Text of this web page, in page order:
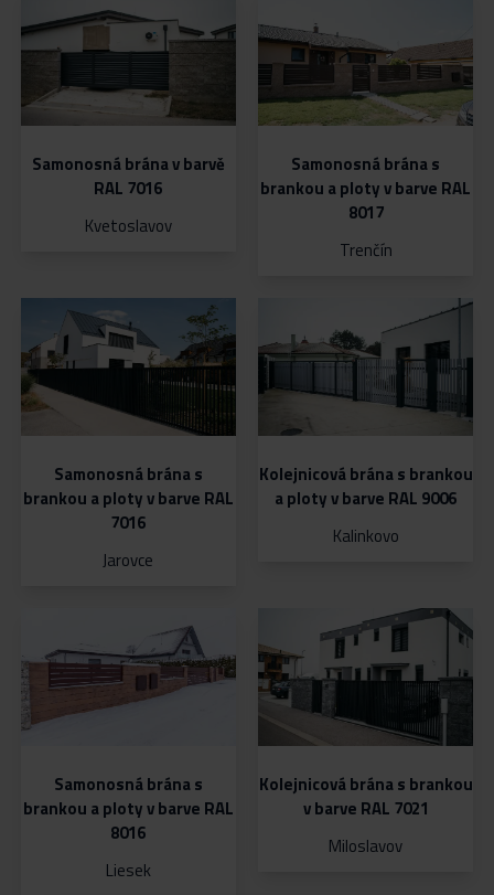
DEVELOPERSKÉ PROJEKTY
Samonosná brána v barvě
RAL 7016
Kvetoslavov
Samonosná brána s
brankou a ploty v barve RAL
8017
Trenčín
Samonosná brána s
brankou a ploty v barve RAL
7016
Jarovce
Kolejnicová brána s brankou
a ploty v barve RAL 9006
Kalinkovo
Samonosná brána s
brankou a ploty v barve RAL
8016
Liesek
Kolejnicová brána s brankou
v barve RAL 7021
Miloslavov